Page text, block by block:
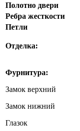
Полотно двери
Ребра жесткости
Петли
Отделка:
Фурнитура:
Замок верхний
Замок нижний
Глазок